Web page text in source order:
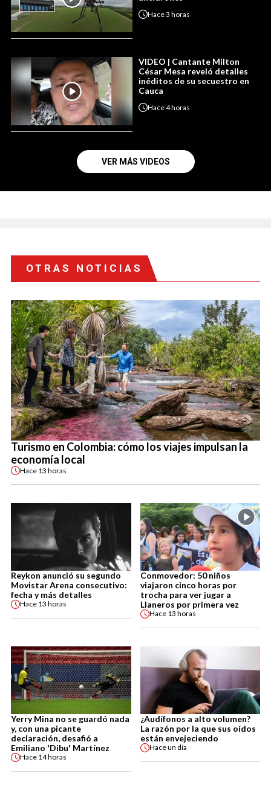
Hace3 horas
VIDEO | Cantante Milton
César Mesa reveló detalles
inéditos de su secuestro en
Cauca
Hace4 horas
VER MÁS VIDEOS
OTRAS NOTICIAS
Turismo en Colombia: cómo los viajes impulsan la
economía local
Hace 13 horas
Reykon anunció su segundo
Movistar Arena consecutivo:
fecha y más detalles
Hace 13 horas
Conmovedor: 50 niños
viajaron cinco horas por
trocha para ver jugar a
Llaneros por primera vez
Hace 13 horas
Yerry Mina no se guardó nada
y, con una picante
declaración, desafió a
Emiliano 'Dibu' Martínez
Hace 14 horas
¿Audífonos a alto volumen?
La razón por la que sus oídos
están envejeciendo
Haceun día